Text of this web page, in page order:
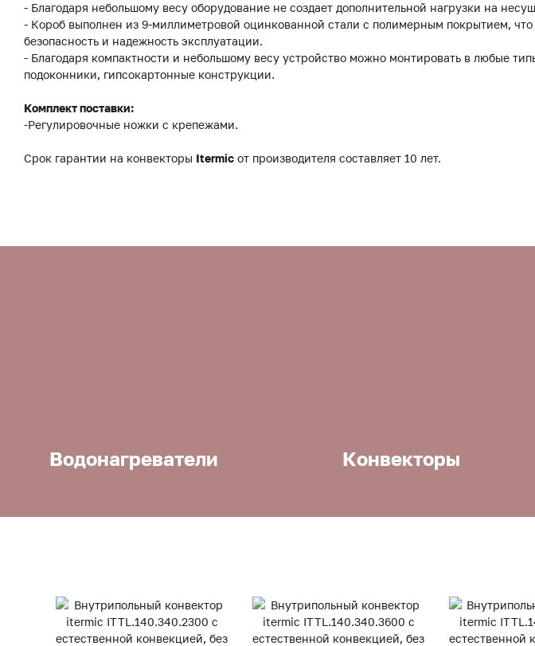
- Благодаря небольшому весу оборудование не создает дополнительной нагрузки на
- Короб выполнен из 9-миллиметровой оцинкованной стали с полимерным покрытием, что
безопасность и надежность эксплуатации.
- Благодаря компактности и небольшому весу устройство можно монтировать в любые
подоконники, гипсокартонные конструкции.
Комплект поставки:
-Регулировочные ножки с крепежами.
Срок гарантии на конвекторы Itermic от производителя составляет 10 лет.
Водонагреватели Конвекторы